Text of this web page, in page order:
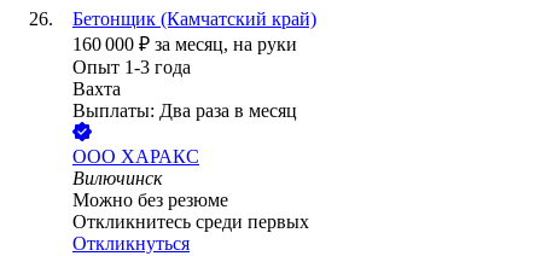
Бетонщик (Камчатский край)
160 000 ₽ за месяц, на руки
Опыт 1-3 года
Вахта
Выплаты: Два раза в месяц
ООО ХАРАКС
Вилючинск
Можно без резюме
Откликнитесь среди первых
Откликнуться